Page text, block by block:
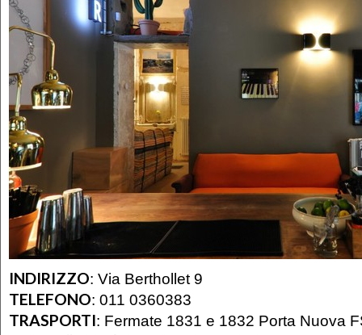
INDIRIZZO: Via Berthollet 9
TELEFONO: 011 0360383
TRASPORTI: Fermate 1831 e 1832 Porta Nuova